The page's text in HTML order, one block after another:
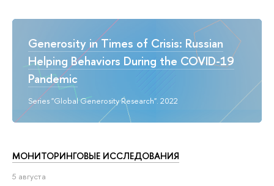
Generosity in Times of Crisis: Russian
Helping Behaviors During the COVID-19
Pandemic
Series "Global Generosity Research". 2022
МОНИТОРИНГОВЫЕ ИССЛЕДОВАНИЯ
5 августа